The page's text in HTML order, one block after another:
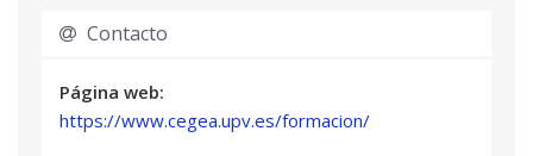
Contacto
Página web:
https://www.cegea.upv.es/formacion/